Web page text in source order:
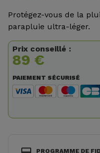
Protégez-vous de la
parapluie ultra-léger.
Prix conseillé :
89 €
PAIEMENT SÉCURISÉ
PROGRAMME DE